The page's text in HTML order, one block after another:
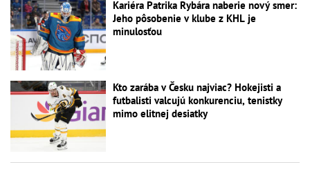
Kariéra Patrika Rybára naberie nový smer:
Jeho pôsobenie v klube z KHL je
minulosťou
Kto zarába v Česku najviac? Hokejisti a
futbalisti valcujú konkurenciu, tenistky
mimo elitnej desiatky